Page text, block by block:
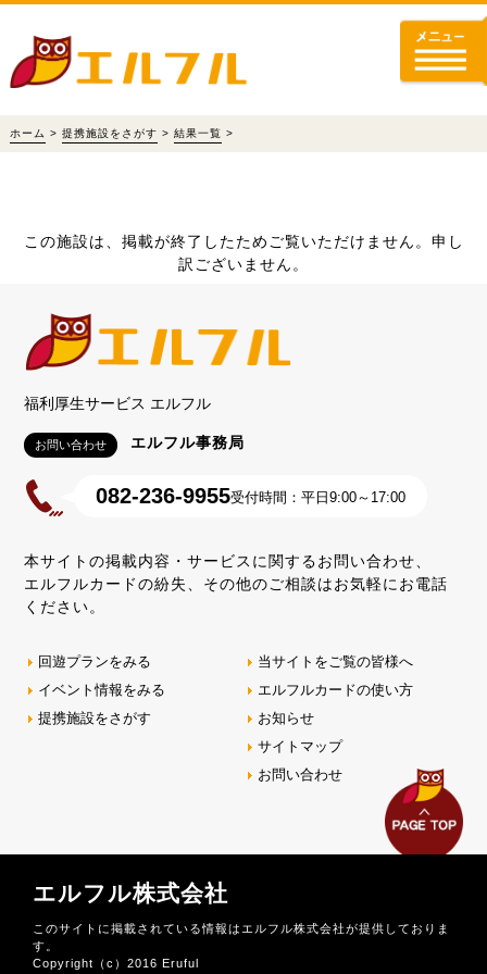
ホーム > 提携施設をさがす > 結果一覧 >
この施設は、掲載が終了したためご覧いただけません。申し
訳ございません。
福利厚生サービス エルフル
お問い合わせ エルフル事務局
082-236-9955受付時間：平日9:00～17:00
本サイトの掲載内容・サービスに関するお問い合わせ、
エルフルカードの紛失、その他のご相談はお気軽にお電話
ください。
回遊プランをみる
イベント情報をみる
提携施設をさがす
当サイトをご覧の皆様へ
エルフルカードの使い方
お知らせ
サイトマップ
お問い合わせ
エルフル株式会社
このサイトに掲載されている情報はエルフル株式会社が提供しておりま
す。
Copyright（c）2016 Eruful